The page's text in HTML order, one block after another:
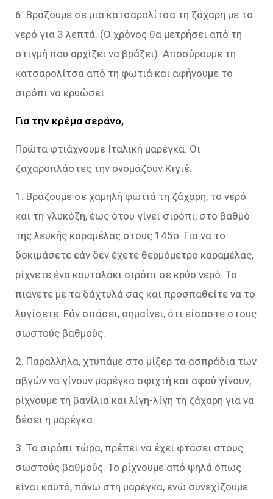
6. Βράζουμε σε μια κατσαρολίτσα τη ζάχαρη με το
νερό για 3 λεπτά. (Ο χρόνος θα μετρήσει από τη
στιγμή που αρχίζει να βράζει). Αποσύρουμε τη
κατσαρολίτσα από τη φωτιά και αφήνουμε το
σιρόπι να κρυώσει.
Για την κρέμα σεράνο,
Πρώτα φτιάχνουμε Ιταλική μαρέγκα. Οι
ζαχαροπλάστες την ονομάζουν Κιγιέ.
1. Βράζουμε σε χαμηλή φωτιά τη ζάχαρη, το νερό
και τη γλυκόζη, έως ότου γίνει σιρόπι, στο βαθμό
της λευκής καραμέλας στους 145ο. Για να το
δοκιμάσετε εάν δεν έχετε θερμόμετρο καραμέλας,
ρίχνετε ένα κουταλάκι σιρόπι σε κρύο νερό. Το
πιάνετε με τα δάχτυλά σας και προσπαθείτε να το
λυγίσετε. Εάν σπάσει, σημαίνει, ότι είσαστε στους
σωστούς βαθμούς.
2. Παράλληλα, χτυπάμε στο μίξερ τα ασπράδια των
αβγών να γίνουν μαρέγκα σφιχτή και αφού γίνουν,
ρίχνουμε τη βανίλια και λίγη-λίγη τη ζάχαρη για να
δέσει η μαρέγκα.
3. Το σιρόπι τώρα, πρέπει να έχει φτάσει στους
σωστούς βαθμούς. Το ρίχνουμε από ψηλά όπως
είναι καυτό, πάνω στη μαρέγκα, ενώ συνεχίζουμε